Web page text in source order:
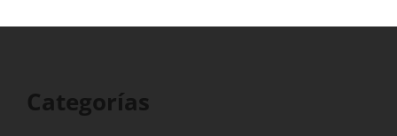
Categorías